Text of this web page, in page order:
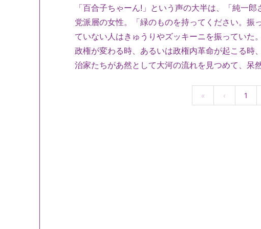
「百合子ちゃーん!」という声の大半は、「純一
党派層の女性。「緑のものを持ってください。
ていない人はきゅうりやズッキーニを振っていた
政権が変わる時、あるいは政権内革命が起こる時
治家たちがあ然として大河の流れを見つめて、呆
« ‹ 1